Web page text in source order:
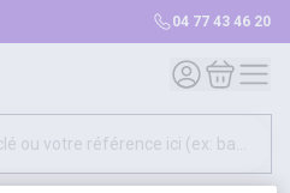
04 77 43 46 20
Mon compte
Mon